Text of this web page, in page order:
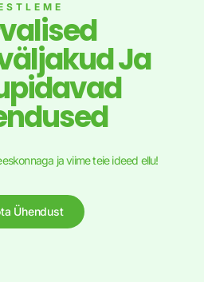
Ja
ja viime teie ideed ellu!
Ühendust